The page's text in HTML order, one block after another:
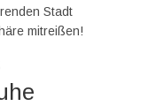
Stadt
mitreißen!